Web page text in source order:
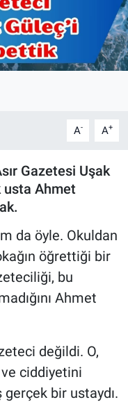
A- A+
Gazetesi Uşak
usta Ahmet
da öyle. Okuldan
öğrettiği bir
bu
Ahmet
değildi. O,
ve ciddiyetini
gerçek bir ustaydı.